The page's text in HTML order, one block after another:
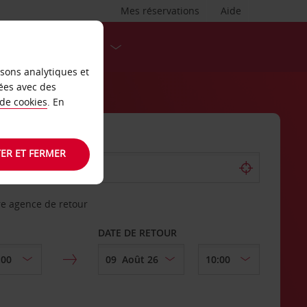
Aide
Mes réservations
agence de retour
DATE DE RETOUR
analytiques et
avec des
cookies. En
ET FERMER